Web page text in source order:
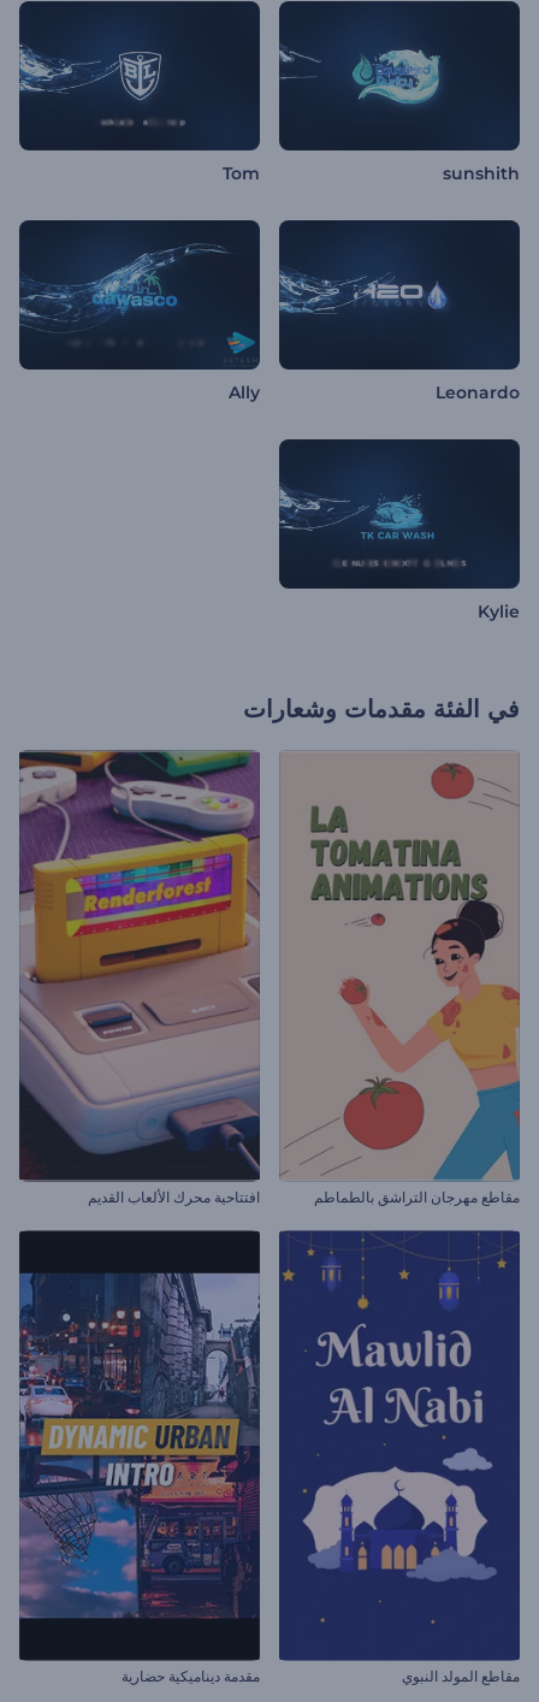
sunshith
Tom
Leonardo
Ally
Kylie
في الفئة مقدمات وشعارات
مقاطع مهرجان التراشق بالطماطم افتتاحية محرك الألعاب القديم
مقاطع المولد النبوي مقدمة ديناميكية حضارية